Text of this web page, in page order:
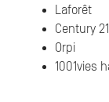
Laforêt
Century 21
Orpi
1001vies